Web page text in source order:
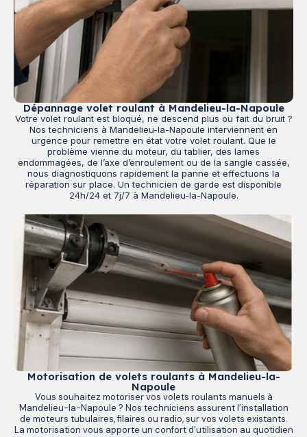
Dépannage volet roulant à Mandelieu-la-Napoule
Votre volet roulant est bloqué, ne descend plus ou fait du bruit ?
Nos techniciens à Mandelieu-la-Napoule interviennent en
urgence pour remettre en état votre volet roulant. Que le
problème vienne du moteur, du tablier, des lames
endommagées, de l’axe d’enroulement ou de la sangle cassée,
nous diagnostiquons rapidement la panne et effectuons la
réparation sur place. Un technicien de garde est disponible
24h/24 et 7j/7 à Mandelieu-la-Napoule.
Motorisation de volets roulants à Mandelieu-la-
Napoule
Vous souhaitez motoriser vos volets roulants manuels à
Mandelieu-la-Napoule ? Nos techniciens assurent l’installation
de moteurs tubulaires, filaires ou radio, sur vos volets existants.
La motorisation vous apporte un confort d’utilisation au quotidien